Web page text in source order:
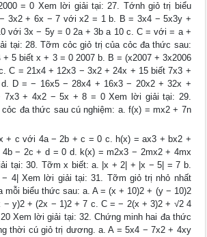
= 0 Xem lời giải tại: 27. Tớnh giỏ trị biểu
3x2 + 6x − 7 với x2 = 1 b. B = 3x4 − 5x3y +
với 3x − 5y = 0 2a + 3b a 10 c. C = với = a +
tại: 28. Tỡm cỏc giỏ trị của cỏc đa thức sau:
+ 5 biết x + 3 = 0 2007 b. B = (x2007 + 3x2006
C = 21x4 + 12x3 − 3x2 + 24x + 15 biết 7x3 +
D = − 16x5 − 28x4 + 16x3 − 20x2 + 32x +
7x3 + 4x2 − 5x + 8 = 0 Xem lời giải tại: 29.
cỏc đa thức sau cú nghiệm: a. f(x) = mx2 + 7n
+ c với 4a − 2b + c = 0 c. h(x) = ax3 + bx2 +
− 2c + d = 0 d. k(x) = m2x3 − 2mx2 + 4mx
tại: 30. Tỡm x biết: a. |x + 2| + |x − 5| = 7 b.
4| Xem lời giải tại: 31. Tỡm giỏ trị nhỏ nhất
mỗi biểu thức sau: a. A = (x + 10)2 + (y − 10)2
− y)2 + (2x − 1)2 + 7 c. C = − 2(x + 3)2 + √2 4
Xem lời giải tại: 32. Chứng minh hai đa thức
thời cú giỏ trị dương. a. A = 5x4 − 7x2 + 4xy